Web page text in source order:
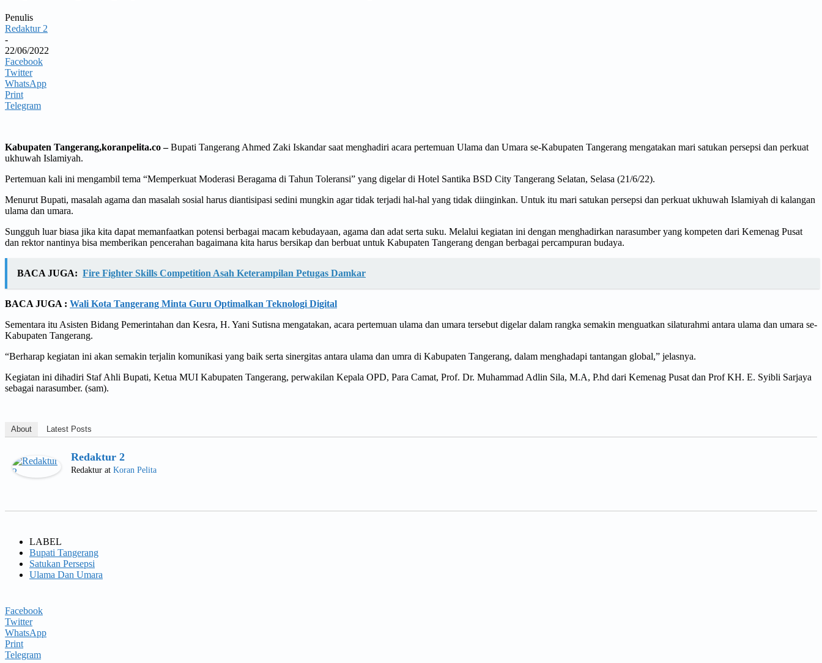
Penulis
Redaktur 2
-
22/06/2022
Facebook
Twitter
WhatsApp
Print
Telegram
Kabupaten Tangerang,koranpelita.co –Bupati Tangerang Ahmed Zaki Iskandar saat menghadiri acara pertemuan Ulama dan Umara se-Kabupaten Tangerang mengatakan mari satukan persepsi dan perkuat
ukhuwah Islamiyah.
Pertemuan kali ini mengambil tema “Memperkuat Moderasi Beragama di Tahun Toleransi” yang digelar di Hotel Santika BSD City Tangerang Selatan, Selasa (21/6/22).
Menurut Bupati, masalah agama dan masalah sosial harus diantisipasi sedini mungkin agar tidak terjadi hal-hal yang tidak diinginkan. Untuk itu mari satukan persepsi dan perkuat ukhuwah Islamiyah di kalangan
ulama dan umara.
Sungguh luar biasa jika kita dapat memanfaatkan potensi berbagai macam kebudayaan, agama dan adat serta suku. Melalui kegiatan ini dengan menghadirkan narasumber yang kompeten dari Kemenag Pusat
dan rektor nantinya bisa memberikan pencerahan bagaimana kita harus bersikap dan berbuat untuk Kabupaten Tangerang dengan berbagai percampuran budaya.
BACA JUGA: Fire Fighter Skills Competition Asah Keterampilan Petugas Damkar
BACA JUGA : Wali Kota Tangerang Minta Guru Optimalkan Teknologi Digital
Sementara itu Asisten Bidang Pemerintahan dan Kesra, H. Yani Sutisna mengatakan, acara pertemuan ulama dan umara tersebut digelar dalam rangka semakin menguatkan silaturahmi antara ulama dan umara se-
Kabupaten Tangerang.
“Berharap kegiatan ini akan semakin terjalin komunikasi yang baik serta sinergitas antara ulama dan umra di Kabupaten Tangerang, dalam menghadapi tantangan global,” jelasnya.
Kegiatan ini dihadiri Staf Ahli Bupati, Ketua MUI Kabupaten Tangerang, perwakilan Kepala OPD, Para Camat, Prof. Dr. Muhammad Adlin Sila, M.A, P.hd dari Kemenag Pusat dan Prof KH. E. Syibli Sarjaya
sebagai narasumber. (sam).
About Latest Posts
Redaktur 2
Redaktur at Koran Pelita
LABEL
Bupati Tangerang
Satukan Persepsi
Ulama Dan Umara
Facebook
Twitter
WhatsApp
Print
Telegram